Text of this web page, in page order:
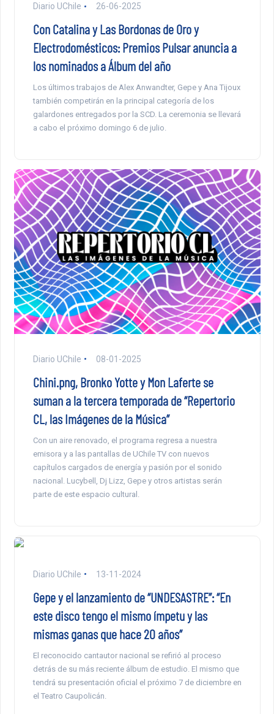
Diario UChile 26-06-2025
Con Catalina y Las Bordonas de Oro y
Electrodomésticos: Premios Pulsar anuncia a
los nominados a Álbum del año
Los últimos trabajos de Alex Anwandter, Gepe y Ana Tijoux
también competirán en la principal categoría de los
galardones entregados por la SCD. La ceremonia se llevará
a cabo el próximo domingo 6 de julio.
Diario UChile 08-01-2025
Chini.png, Bronko Yotte y Mon Laferte se
suman a la tercera temporada de “Repertorio
CL, las Imágenes de la Música”
Con un aire renovado, el programa regresa a nuestra
emisora y a las pantallas de UChile TV con nuevos
capítulos cargados de energía y pasión por el sonido
nacional. Lucybell, Dj Lizz, Gepe y otros artistas serán
parte de este espacio cultural.
Diario UChile 13-11-2024
Gepe y el lanzamiento de “UNDESASTRE”: “En
este disco tengo el mismo ímpetu y las
mismas ganas que hace 20 años”
El reconocido cantautor nacional se refirió al proceso
detrás de su más reciente álbum de estudio. El mismo que
tendrá su presentación oficial el próximo 7 de diciembre en
el Teatro Caupolicán.